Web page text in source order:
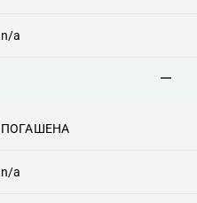
n/a
ПОГАШЕНА
n/a